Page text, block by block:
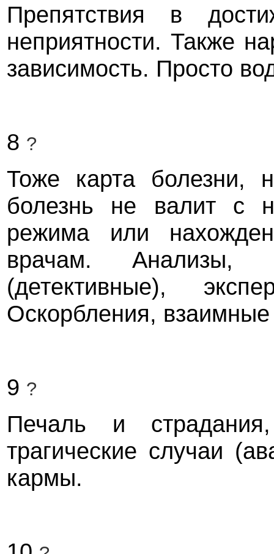
Препятствия в
неприятности. Также
зависимость. Просто
8 ?
Тоже карта болезни,
болезнь не валит с
режима или
врачам. Анализы,
(детективные),
Оскорбления,
9 ?
Печаль и
трагические случаи
кармы.